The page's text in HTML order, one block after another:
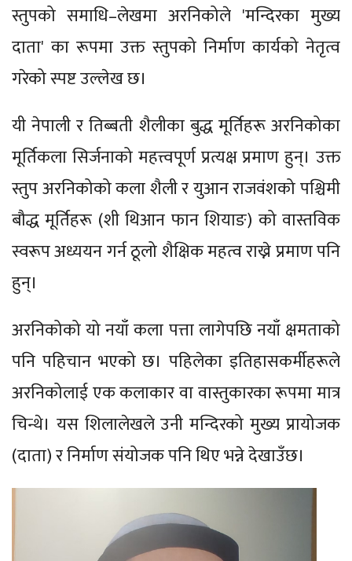
स्तुपको समाधि–लेखमा अरनिकोले 'मन्दिरका मुख्य
दाता' का रूपमा उक्त स्तुपको निर्माण कार्यको नेतृत्व
गरेको स्पष्ट उल्लेख छ।
यी नेपाली र तिब्बती शैलीका बुद्ध मूर्तिहरू अरनिकोका
मूर्तिकला सिर्जनाको महत्त्वपूर्ण प्रत्यक्ष प्रमाण हुन्। उक्त
स्तुप अरनिकोको कला शैली र युआन राजवंशको पश्चिमी
बौद्ध मूर्तिहरू (शी थिआन फान शियाङ) को वास्तविक
स्वरूप अध्ययन गर्न ठूलो शैक्षिक महत्व राख्ने प्रमाण पनि
हुन्।
अरनिकोको यो नयाँ कला पत्ता लागेपछि नयाँ क्षमताको
पनि पहिचान भएको छ। पहिलेका इतिहासकर्मीहरूले
अरनिकोलाई एक कलाकार वा वास्तुकारका रूपमा मात्र
चिन्थे। यस शिलालेखले उनी मन्दिरको मुख्य प्रायोजक
(दाता) र निर्माण संयोजक पनि थिए भन्ने देखाउँछ।